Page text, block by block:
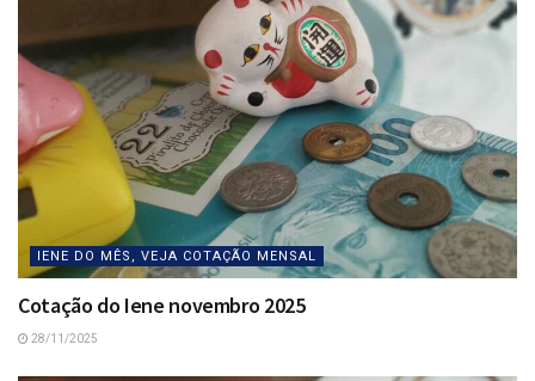
IENE DO MÊS, VEJA COTAÇÃO MENSAL
Cotação do Iene novembro 2025
28/11/2025